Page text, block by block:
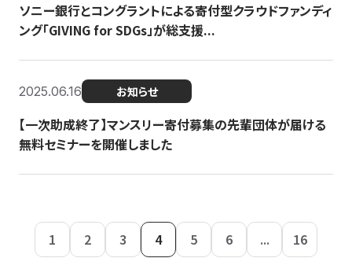
ソニー銀行とコングラントによる寄付型クラウドファンディ
ング「GIVING for SDGs」が総支援...
2025.06.16 お知らせ
【一次助成終了】マンスリー寄付募集の先輩団体が届ける
無料セミナーを開催しました
1 2 3 4 5 6 ... 16